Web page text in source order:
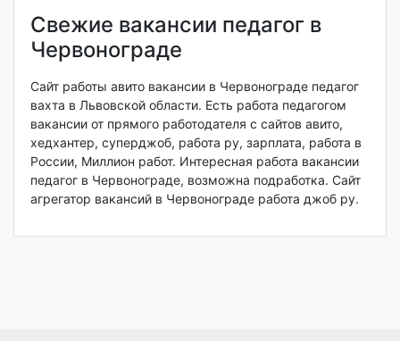
Свежие вакансии педагог в
Червонограде
Сайт работы авито вакансии в Червонограде педагог
вахта в Львовской области. Есть работа педагогом
вакансии от прямого работодателя с сайтов авито,
хедхантер, суперджоб, работа ру, зарплата, работа в
России, Миллион работ. Интересная работа вакансии
педагог в Червонограде, возможна подработка. Сайт
агрегатор вакансий в Червонограде работа джоб ру.